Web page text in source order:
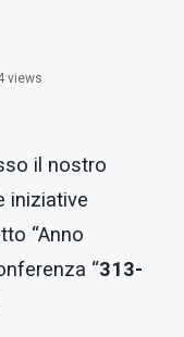
views
il nostro
iniziative
“Anno
“313-